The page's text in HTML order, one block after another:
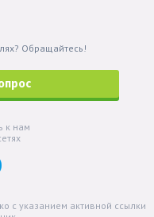
Обращайтесь!
к нам
с указанием активной ссылки